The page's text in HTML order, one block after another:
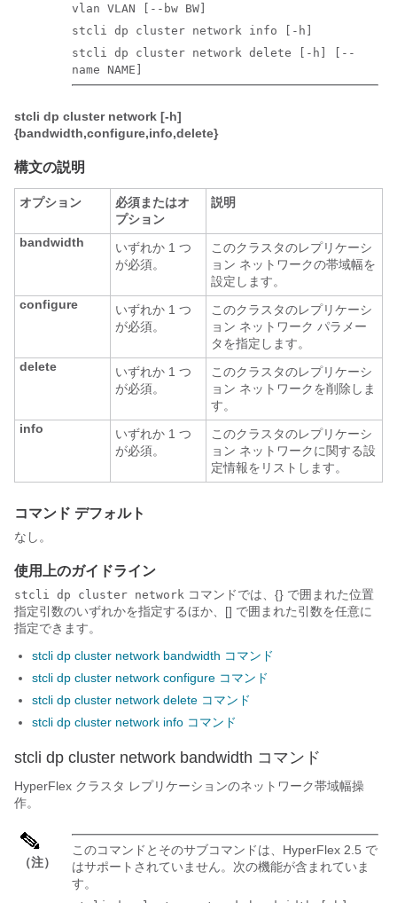
vlan VLAN [--bw BW]
stcli dp cluster network info [-h]
stcli dp cluster network delete [-h] [--
name NAME]
stcli dp cluster network [-h]
{bandwidth,configure,info,delete}
構文の説明
オプション
必須またはオ
プション
説明
bandwidth
いずれか 1 つ
が必須。
このクラスタのレプリケーシ
ョン ネットワークの帯域幅を
設定します。
configure
いずれか 1 つ
が必須。
このクラスタのレプリケーシ
ョン ネットワーク パラメー
タを指定します。
delete
いずれか 1 つ
が必須。
このクラスタのレプリケーシ
ョン ネットワークを削除しま
す。
info
いずれか 1 つ
が必須。
このクラスタのレプリケーシ
ョン ネットワークに関する設
定情報をリストします。
コマンド デフォルト
なし。
使用上のガイドライン
stcli dp cluster network コマンドでは、{} で囲まれた位置
指定引数のいずれかを指定するほか、[] で囲まれた引数を任意に
指定できます。
stcli dp cluster network bandwidth コマンド
stcli dp cluster network configure コマンド
stcli dp cluster network delete コマンド
stcli dp cluster network info コマンド
stcli dp cluster network bandwidth コマンド
HyperFlex クラスタ レプリケーションのネットワーク帯域幅操
作。
（注）
このコマンドとそのサブコマンドは、HyperFlex 2.5 で
はサポートされていません。次の機能が含まれていま
す。